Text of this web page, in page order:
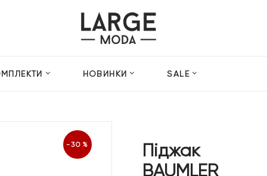
НОВИНКИ SALE
-30%
Піджак
BAUMLER